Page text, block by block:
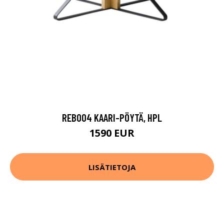
REB004 KAARI-PÖYTÄ, HPL
1590 EUR
LISÄTIETOJA